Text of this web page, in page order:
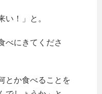
い！」と。
べにきてくださ
とか食べることを